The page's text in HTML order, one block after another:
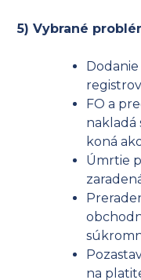
5) Vybrané
FO a
nakladá
koná
Úmrtie
na